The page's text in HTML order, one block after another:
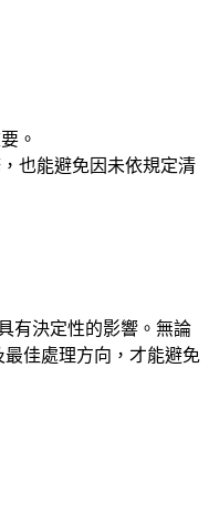
。
也能避免因未依規定清
有決定性的影響。無論
佳處理方向，才能避免